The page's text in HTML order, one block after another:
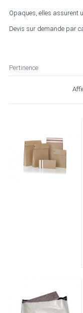
Opaques, elles assurent
Devis sur demande par
Pertinence